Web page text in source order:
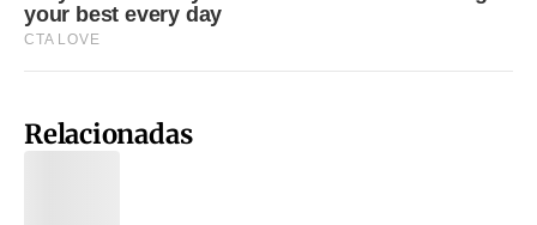
Relacionadas